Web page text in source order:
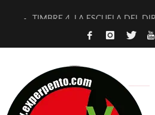
TIMBRE 4, LA ESCUELA DEL
30 AÑOS (NO ES NADA) DE
D’BALDOMEROS
MARSHALL FLASH PRESENTA